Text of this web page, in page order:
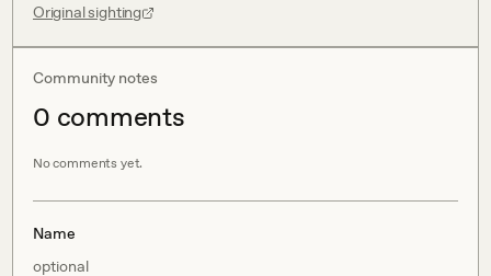
Original sighting
Community notes
0 comments
No comments yet.
Name
optional